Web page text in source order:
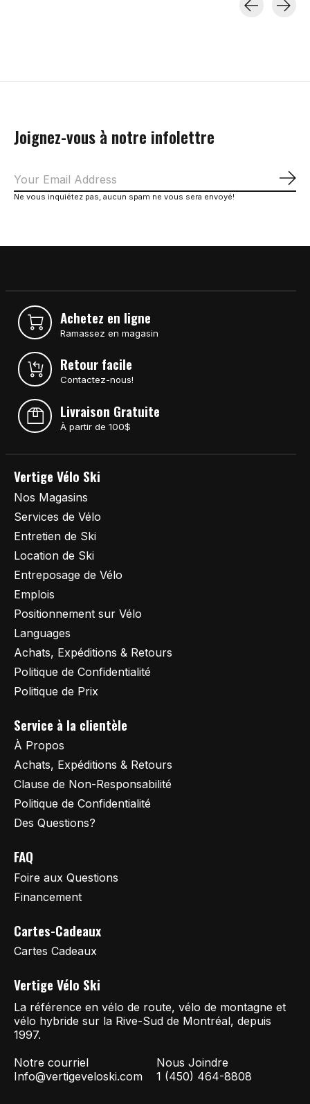
Joignez-vous à notre infolettre
Ne vous inquiétez pas, aucun spam ne vous sera envoyé!
Achetez en ligne
Ramassez en magasin
Retour facile
Contactez-nous!
Livraison Gratuite
À partir de 100$
Vertige Vélo Ski
Nos Magasins
Services de Vélo
Entretien de Ski
Location de Ski
Entreposage de Vélo
Emplois
Positionnement sur Vélo
Languages
Achats, Expéditions & Retours
Politique de Confidentialité
Politique de Prix
Service à la clientèle
À Propos
Achats, Expéditions & Retours
Clause de Non-Responsabilité
Politique de Confidentialité
Des Questions?
FAQ
Foire aux Questions
Financement
Cartes-Cadeaux
Cartes Cadeaux
Vertige Vélo Ski
La référence en vélo de route, vélo de montagne et
vélo hybride sur la Rive-Sud de Montréal, depuis
1997.
Notre courriel
Info@vertigeveloski.com
Nous Joindre
1 (450) 464-8808